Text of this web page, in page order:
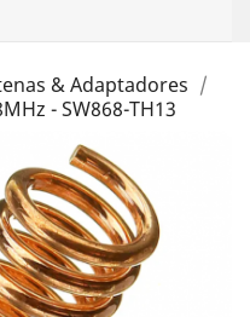
& Adaptadores
- SW868-TH13